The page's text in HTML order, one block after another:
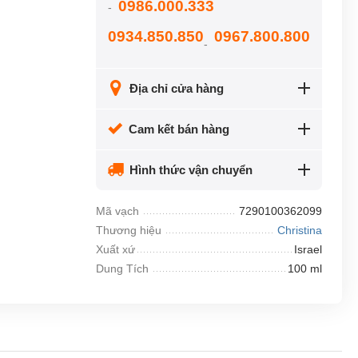
- 0986.000.333
0934.850.850- 0967.800.800
Địa chỉ cửa hàng
Cam kết bán hàng
Hình thức vận chuyển
Mã vạch
7290100362099
Thương hiệu
Christina
Xuất xứ
Israel
Dung Tích
100 ml